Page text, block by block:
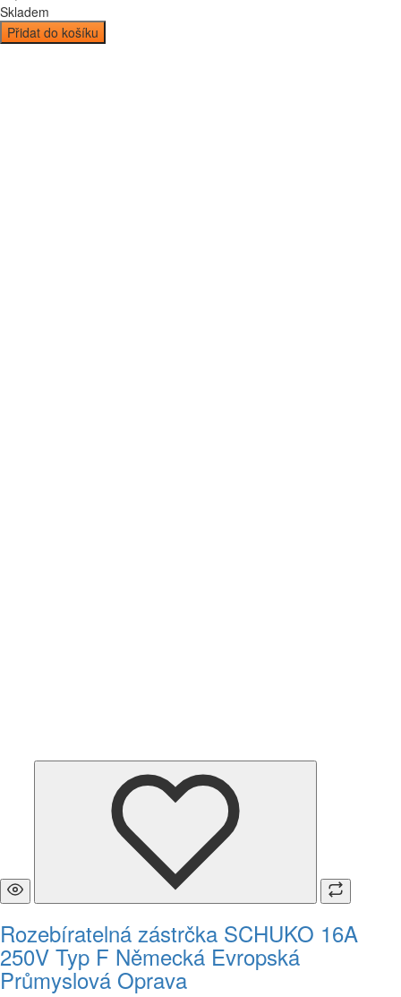
Skladem
Přidat do košíku
Rozebíratelná zástrčka SCHUKO 16A
250V Typ F Německá Evropská
Průmyslová Oprava